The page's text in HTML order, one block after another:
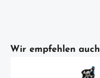
Artikelgalerie überspringen
Wir empfehlen auch